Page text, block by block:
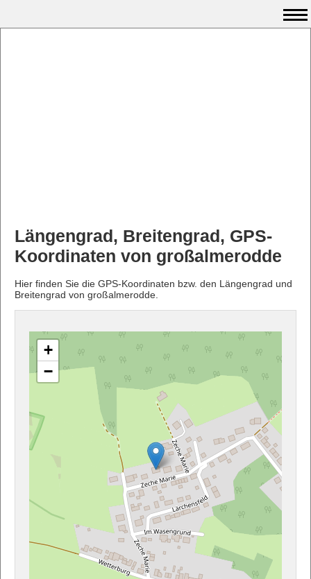
Längengrad, Breitengrad, GPS-
Koordinaten von großalmerodde
Hier finden Sie die GPS-Koordinaten bzw. den Längengrad und
Breitengrad von großalmerodde.
+
−